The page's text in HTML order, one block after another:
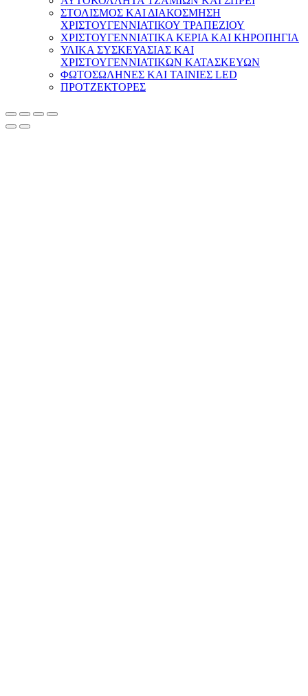
ΣΤΟΛΙΣΜΟΣ ΚΑΙ ΔΙΑΚΟΣΜΗΣΗ
ΧΡΙΣΤΟΥΓΕΝΝΙΑΤΙΚΟΥ ΤΡΑΠΕΖΙΟΥ
ΧΡΙΣΤΟΥΓΕΝΝΙΑΤΙΚΑ ΚΕΡΙΑ ΚΑΙ ΚΗΡΟΠΗΓΙΑ
ΥΛΙΚΑ ΣΥΣΚΕΥΑΣΙΑΣ ΚΑΙ
ΧΡΙΣΤΟΥΓΕΝΝΙΑΤΙΚΩΝ ΚΑΤΑΣΚΕΥΩΝ
ΦΩΤΟΣΩΛΗΝΕΣ ΚΑΙ ΤΑΙΝΙΕΣ LED
ΠΡΟΤΖΕΚΤΟΡΕΣ